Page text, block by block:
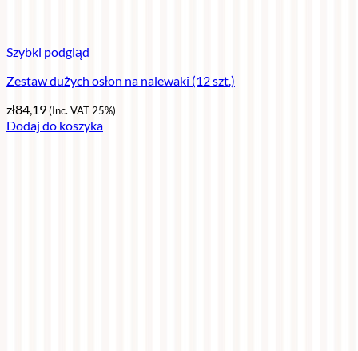
Szybki podgląd
Zestaw dużych osłon na nalewaki (12 szt.)
zł84,19(Inc. VAT 25%)
Dodaj do koszyka